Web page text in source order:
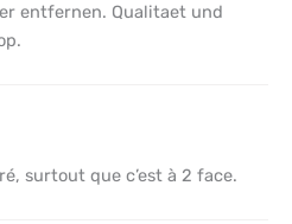
entfernen. Qualitaet und
surtout que c’est à 2 face.